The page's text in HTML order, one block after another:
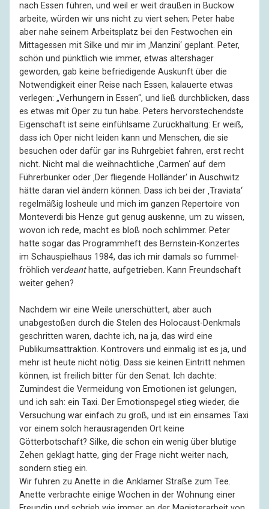
nach Essen führen, und weil er weit draußen in Buckow
arbeite, würden wir uns nicht zu viert sehen; Peter habe
aber nahe seinem Arbeitsplatz bei den Festwochen ein
Mittagessen mit Silke und mir im ‚Manzini‘ geplant. Peter,
schön und pünktlich wie immer, etwas altershager
geworden, gab keine befriedigende Auskunft über die
Notwendigkeit einer Reise nach Essen, kalauerte etwas
verlegen: „Verhungern in Essen“, und ließ durchblicken, dass
es etwas mit Oper zu tun habe. Peters hervorstechendste
Eigenschaft ist seine einfühlsame Zurückhaltung: Er weiß,
dass ich Oper nicht leiden kann und Menschen, die sie
besuchen oder dafür gar ins Ruhrgebiet fahren, erst recht
nicht. Nicht mal die weihnachtliche ‚Carmen‘ auf dem
Führerbunker oder ‚Der fliegende Holländer‘ in Auschwitz
hätte daran viel ändern können. Dass ich bei der ‚Traviata‘
regelmäßig losheule und mich im ganzen Repertoire von
Monteverdi bis Henze gut genug auskenne, um zu wissen,
wovon ich rede, macht es bloß noch schlimmer. Peter
hatte sogar das Programmheft des Bernstein-Konzertes
im Schauspielhaus 1984, das ich mir damals so fummel-
fröhlich verdeanthatte, aufgetrieben. Kann Freundschaft
weiter gehen?
Nachdem wir eine Weile unerschüttert, aber auch
unabgestoßen durch die Stelen des Holocaust-Denkmals
geschritten waren, dachte ich, na ja, das wird eine
Publikumsattraktion. Kontrovers und einmalig ist es ja, und
mehr ist heute nicht nötig. Dass sie keinen Eintritt nehmen
können, ist freilich bitter für den Senat. Ich dachte:
Zumindest die Vermeidung von Emotionen ist gelungen,
und ich sah: ein Taxi. Der Emotionspegel stieg wieder, die
Versuchung war einfach zu groß, und ist ein einsames Taxi
vor einem solch herausragenden Ort keine
Götterbotschaft? Silke, die schon ein wenig über blutige
Zehen geklagt hatte, ging der Frage nicht weiter nach,
sondern stieg ein.
Wir fuhren zu Anette in die Anklamer Straße zum Tee.
Anette verbrachte einige Wochen in der Wohnung einer